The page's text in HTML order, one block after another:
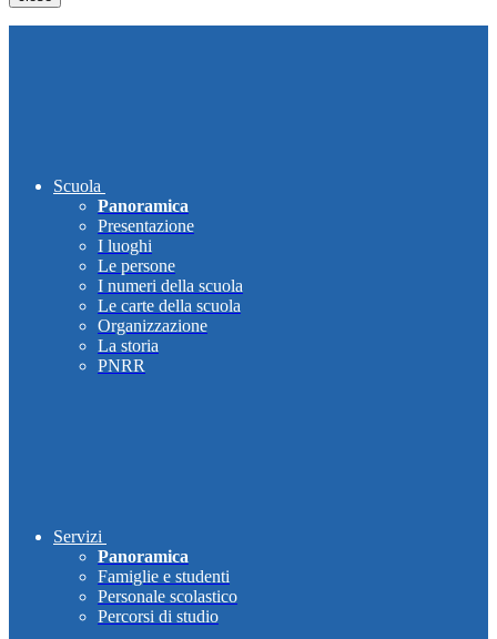
Scuola
Panoramica
Presentazione
I luoghi
Le persone
I numeri della scuola
Le carte della scuola
Organizzazione
La storia
PNRR
Servizi
Panoramica
Famiglie e studenti
Personale scolastico
Percorsi di studio